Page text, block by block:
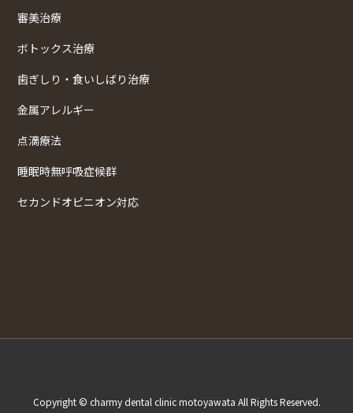
審美治療
ボトックス治療
歯ぎしり・食いしばり治療
金属アレルギー
点滴療法
睡眠時無呼吸症候群
セカンドオピニオン対応
Copyright © charmy dental clinic motoyawata All Rights Reserved.